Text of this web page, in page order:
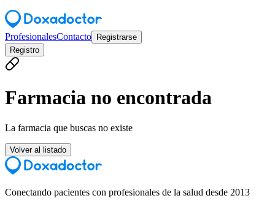
ProfesionalesContacto
Registrarse
Registro
Farmacia no encontrada
La farmacia que buscas no existe
Volver al listado
Conectando pacientes con profesionales de la salud desde 2013